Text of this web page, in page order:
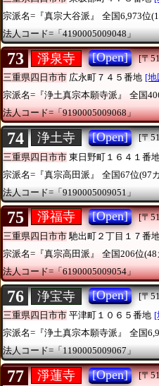
宗派名=『真宗大谷派』
全国6,973位
法人コード=「4190005009048」
73 淨泉寺 [Open]
[〒
三重県四日市市 広永町７４５番地 [地
宗派名=『浄土真宗本願寺派』
全国
法人コード=「9190005009068」
74 浄土寺 [Open]
[〒
三重県四日市市 東日野町１６４１番
宗派名=『真宗高田派』
全国67位(97
法人コード=「9190005009051」
75 淨福寺 [Open]
[〒
三重県四日市市 馳出町２丁目１７番
宗派名=『真宗高田派』
全国206位
法人コード=「6190005009054」
76 浄宝寺 [Open]
[〒
三重県四日市市 平津町１０６５番地 [
宗派名=『浄土真宗本願寺派』
全国
法人コード=「1190005009067」
77 淨蓮寺 [Open]
[〒